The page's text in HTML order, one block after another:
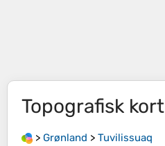
Topografisk kort
> Grønland > Tuvilissuaq